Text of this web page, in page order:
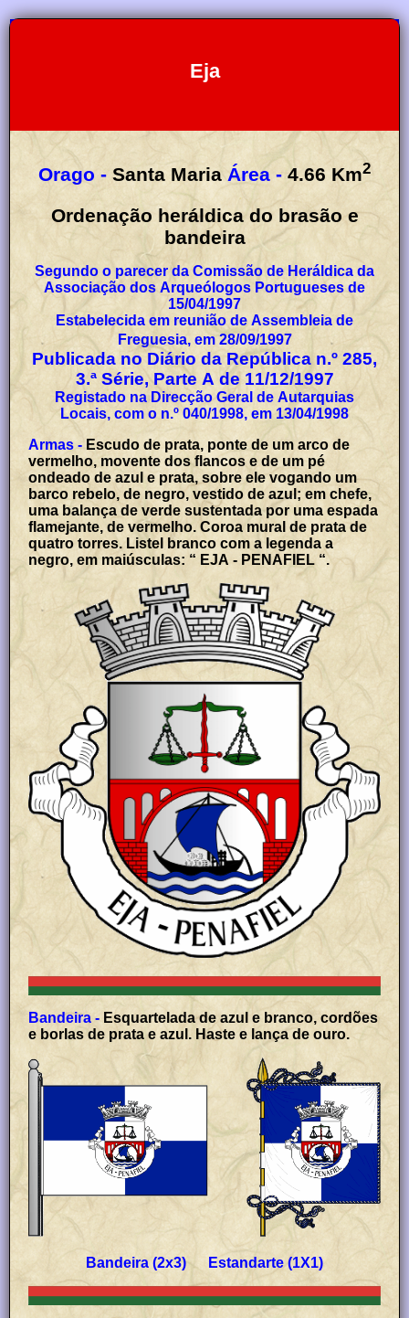
Eja
Orago - Santa Maria Área - 4.66 Km2
Ordenação heráldica do brasão e
bandeira
Segundo o parecer da Comissão de Heráldica da
Associação dos Arqueólogos Portugueses de
15/04/1997
Estabelecida em reunião de Assembleia de
Freguesia, em 28/09/1997
Publicada no Diário da República n.º 285,
3.ª Série, Parte A de 11/12/1997
Registado na Direcção Geral de Autarquias
Locais, com o n.º 040/1998, em 13/04/1998
Armas - Escudo de prata, ponte de um arco de
vermelho, movente dos flancos e de um pé
ondeado de azul e prata, sobre ele vogando um
barco rebelo, de negro, vestido de azul; em chefe,
uma balança de verde sustentada por uma espada
flamejante, de vermelho. Coroa mural de prata de
quatro torres. Listel branco com a legenda a
negro, em maiúsculas: “ EJA - PENAFIEL “.
Bandeira - Esquartelada de azul e branco, cordões
e borlas de prata e azul. Haste e lança de ouro.
Bandeira (2x3) Estandarte (1X1)